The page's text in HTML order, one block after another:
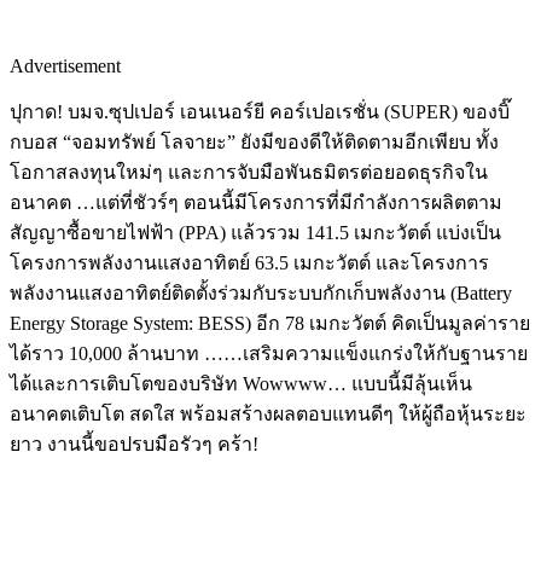
Advertisement
ปุกาด! บมจ.ซุปเปอร์ เอนเนอร์ยี คอร์เปอเรชั่น (SUPER) ของบิ๊
กบอส “จอมทรัพย์ โลจายะ” ยังมีของดีให้ติดตามอีกเพียบ ทั้ง
โอกาสลงทุนใหม่ๆ และการจับมือพันธมิตรต่อยอดธุรกิจใน
อนาคต …แต่ที่ชัวร์ๆ ตอนนี้มีโครงการที่มีกำลังการผลิตตาม
สัญญาซื้อขายไฟฟ้า (PPA) แล้วรวม 141.5 เมกะวัตต์ แบ่งเป็น
โครงการพลังงานแสงอาทิตย์ 63.5 เมกะวัตต์ และโครงการ
พลังงานแสงอาทิตย์ติดตั้งร่วมกับระบบกักเก็บพลังงาน (Battery
Energy Storage System: BESS) อีก 78 เมกะวัตต์ คิดเป็นมูลค่าราย
ได้ราว 10,000 ล้านบาท ……เสริมความแข็งแกร่งให้กับฐานราย
ได้และการเติบโตของบริษัท Wowwww… แบบนี้มีลุ้นเห็น
อนาคตเติบโต สดใส พร้อมสร้างผลตอบแทนดีๆ ให้ผู้ถือหุ้นระยะ
ยาว งานนี้ขอปรบมือรัวๆ คร้า!